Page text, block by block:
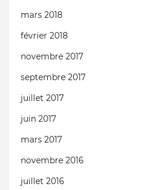
mars 2018
février 2018
novembre 2017
septembre 2017
juillet 2017
juin 2017
mars 2017
novembre 2016
juillet 2016